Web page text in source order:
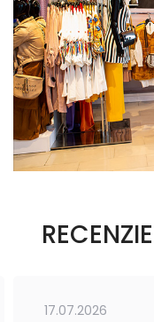
17.07.2026